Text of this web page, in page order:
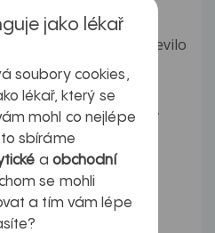
se mi na prstech objevilo
prosím o radu, jsem v
třetí...
zeptat, ze soboty na
jako lékař
soubory cookies,
lékař, který se
mohl co nejlépe
sbíráme
a obchodní
se mohli
a tím vám lépe